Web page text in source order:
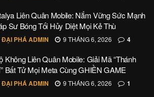
Liên Quân Mobile: Nắm Vững Sức Mạnh
Sư Bóng Tối Hủy Diệt Mọi Kẻ Thù
ĐẠI PHÁ ADMIN 9 THÁNG 6, 2026 4
Không Liên Quân Mobile: Giải Mã “Thánh
Bất Tử Mọi Meta Cùng GHIỀN GAME
ĐẠI PHÁ ADMIN 9 THÁNG 6, 2026 1